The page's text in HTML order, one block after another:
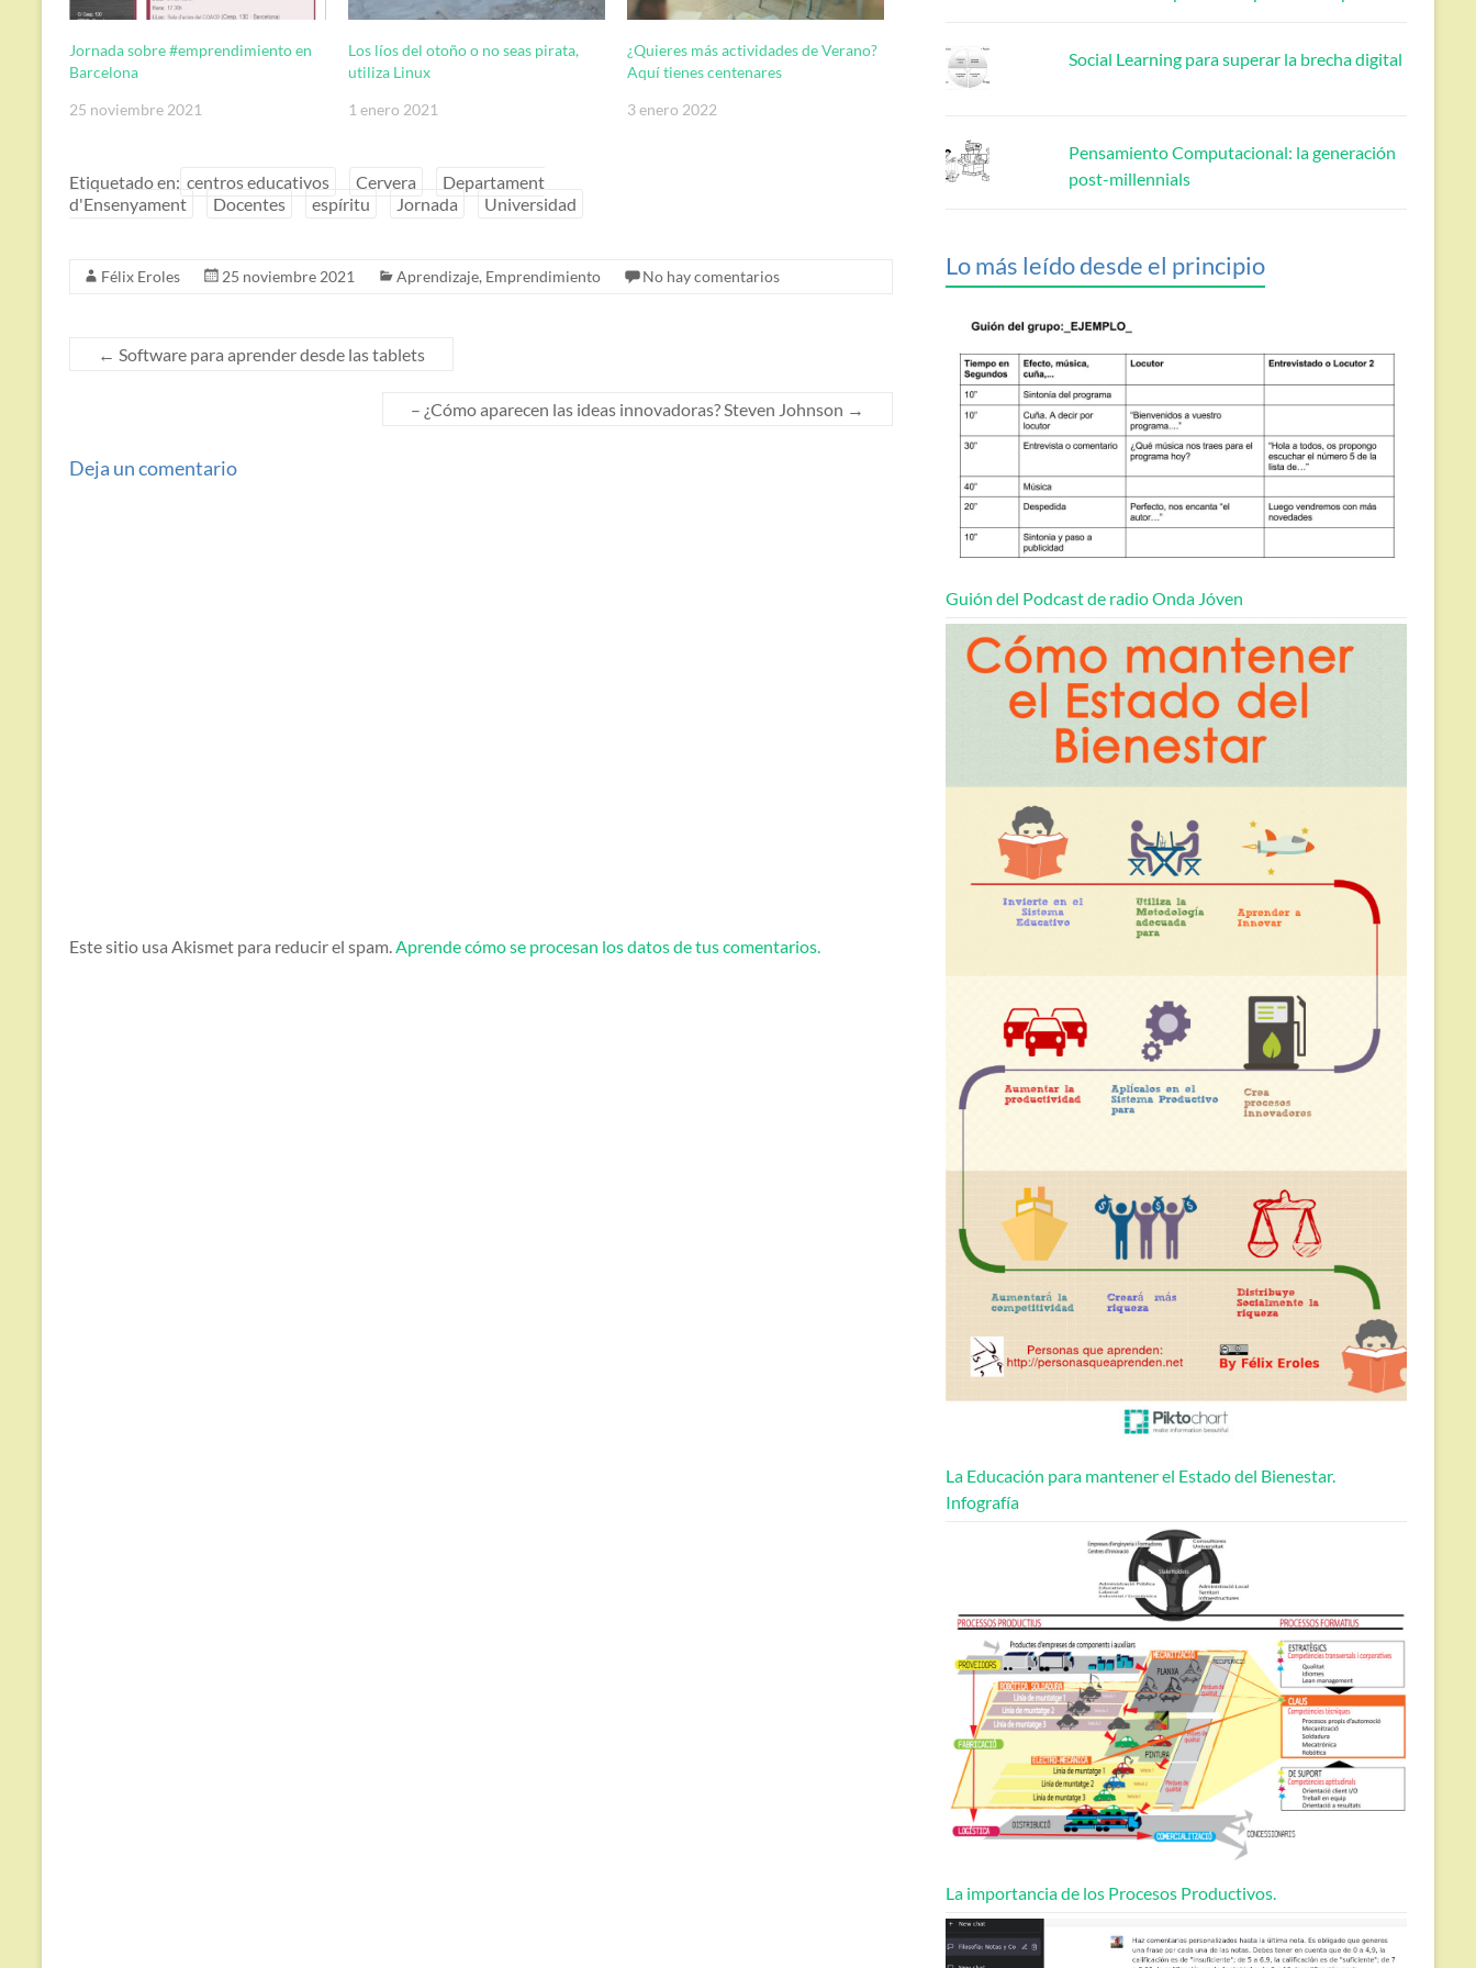
Jornada sobre #emprendimiento en
Barcelona
25 noviembre 2021
Los líos del otoño o no seas pirata,
utiliza Linux
1 enero 2021
¿Quieres más actividades de Verano?
Aquí tienes centenares
3 enero 2022
Etiquetado en: centros educativos Cervera
Departament
d'Ensenyament
Docentes espíritu Jornada Universidad
Félix Eroles 25 noviembre 2021 Aprendizaje, Emprendimiento No hay comentarios
← Software para aprender desde las tablets
– ¿Cómo aparecen las ideas innovadoras? Steven Johnson →
Deja un comentario
Este sitio usa Akismet para reducir el spam.Aprende cómo se procesan los datos de tus comentarios.
Social Learning para superar la brecha digital
Pensamiento Computacional: la generación
post-millennials
Lo más leído desde el principio
Guión del Podcast de radio Onda Jóven
La Educación para mantener el Estado del Bienestar.
Infografía
La importancia de los Procesos Productivos.